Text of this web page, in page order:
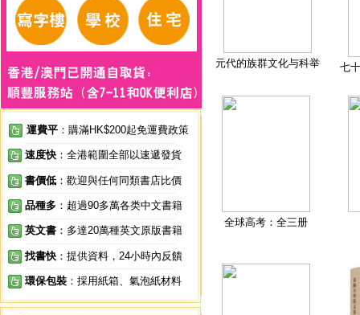
運費平 ：購滿HK$200起免運費政策
速度快 ：全港範圍全部以速遞發貨
書價低 ：歡迎與任何同類書店比價
品種多 ：超過90多萬各类中文書籍
英文書 ：多達20萬種英文原版書籍
找書快 ：提供資料，24小時內反饋
環保包裝 ：採用紙箱、氣泡紙材料
元代的族群文化与科举 七
全球高考：全三册